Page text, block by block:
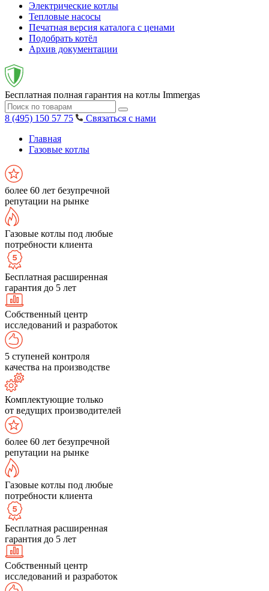
Электрические котлы
Тепловые насосы
Печатная версия каталога с ценами
Подобрать котёл
Архив документации
Бесплатная полная гарантия на котлы Immergas
8 (495) 150 57 75
Связаться с нами
Главная
Газовые котлы
более 60 лет безупречной
репутации на рынке
Газовые котлы под любые
потребности клиента
Бесплатная расширенная
гарантия до 5 лет
Собственный центр
исследований и разработок
5 ступеней контроля
качества на производстве
Комплектующие только
от ведущих производителей
более 60 лет безупречной
репутации на рынке
Газовые котлы под любые
потребности клиента
Бесплатная расширенная
гарантия до 5 лет
Собственный центр
исследований и разработок